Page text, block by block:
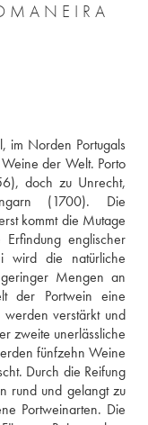
im Norden Portugals
der Welt. Porto
doch zu Unrecht,
(1700). Die
kommt die Mutage
englischer
wird die natürliche
Mengen an
der Portwein eine
werden verstärkt und
zweite unerlässliche
fünfzehn Weine
Durch die Reifung
rund und gelangt zu
Portweinarten. Die